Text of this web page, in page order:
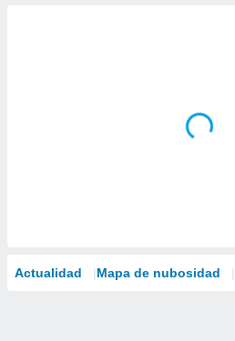
Actualidad Mapa de nubosidad